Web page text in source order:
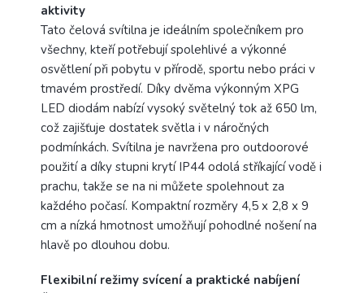
aktivity
Tato čelová svítilna je ideálním společníkem pro
všechny, kteří potřebují spolehlivé a výkonné
osvětlení při pobytu v přírodě, sportu nebo práci v
tmavém prostředí. Díky dvěma výkonným XPG
LED diodám nabízí vysoký světelný tok až 650 lm,
což zajišťuje dostatek světla i v náročných
podmínkách. Svítilna je navržena pro outdoorové
použití a díky stupni krytí IP44 odolá stříkající vodě i
prachu, takže se na ni můžete spolehnout za
každého počasí. Kompaktní rozměry 4,5 x 2,8 x 9
cm a nízká hmotnost umožňují pohodlné nošení na
hlavě po dlouhou dobu.
Flexibilní režimy svícení a praktické nabíjení